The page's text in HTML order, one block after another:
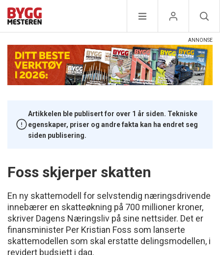
Artikkelen ble publisert for over 1 år siden. Tekniske
egenskaper, priser og andre fakta kan ha endret seg
siden publisering.
Foss skjerper skatten
En ny skattemodell for selvstendig næringsdrivende
innebærer en skatteøkning på 700 millioner kroner,
skriver Dagens Næringsliv på sine nettsider. Det er
finansminister Per Kristian Foss som lanserte
skattemodellen som skal erstatte delingsmodellen, i
revidert budsjett i dag.